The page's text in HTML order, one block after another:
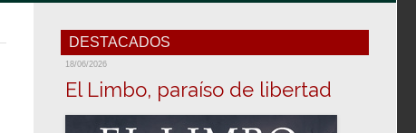
DESTACADOS
18/06/2026
El Limbo, paraíso de libertad